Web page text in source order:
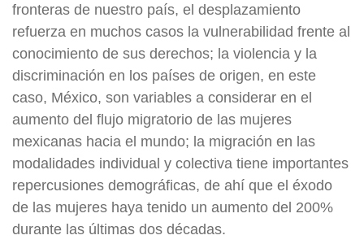
fronteras de nuestro país, el desplazamiento
refuerza en muchos casos la vulnerabilidad frente al
conocimiento de sus derechos; la violencia y la
discriminación en los países de origen, en este
caso, México, son variables a considerar en el
aumento del flujo migratorio de las mujeres
mexicanas hacia el mundo; la migración en las
modalidades individual y colectiva tiene importantes
repercusiones demográficas, de ahí que el éxodo
de las mujeres haya tenido un aumento del 200%
durante las últimas dos décadas.